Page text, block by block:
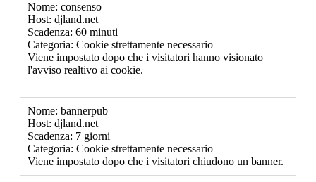
Nome: consenso
Host: djland.net
Scadenza: 60 minuti
Categoria: Cookie strettamente necessario
Viene impostato dopo che i visitatori hanno visionato
l'avviso realtivo ai cookie.
Nome: bannerpub
Host: djland.net
Scadenza: 7 giorni
Categoria: Cookie strettamente necessario
Viene impostato dopo che i visitatori chiudono un banner.